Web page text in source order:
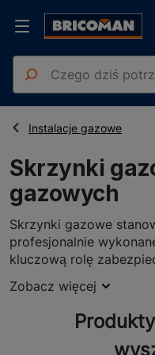
Strona główna
Artykuły Hydrauliczne
Instalacje gazowe
Skrzynki gazowe do
Skrzynki
gazowych
Skrzynki gazowe
profesjonalnie
kluczową rolę
niezbędnych
zapewnia ochronę
mechanicznymi,
oraz wpływem
Zobacz więcej